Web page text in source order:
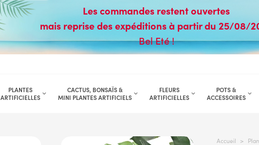
Les commandes restent ouvertes
mais reprise des expéditions à partir du 25/08/
Bel Eté !
PLANTES
ARTIFICIELLES
CACTUS, BONSAÏS &
MINI PLANTES ARTIFICIELS
FLEURS
ARTIFICIELLES
POTS &
ACCESSOIRES
Accueil >